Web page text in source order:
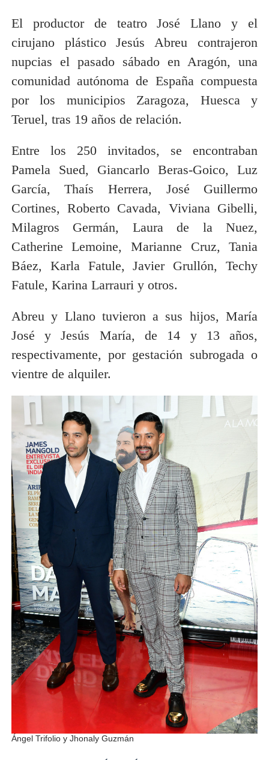
El productor de teatro José Llano y el
cirujano plástico Jesús Abreu contrajeron
nupcias el pasado sábado en Aragón, una
comunidad autónoma de España compuesta
por los municipios Zaragoza, Huesca y
Teruel, tras 19 años de relación.
Entre los 250 invitados, se encontraban
Pamela Sued, Giancarlo Beras-Goico, Luz
García, Thaís Herrera, José Guillermo
Cortines, Roberto Cavada, Viviana Gibelli,
Milagros Germán, Laura de la Nuez,
Catherine Lemoine, Marianne Cruz, Tania
Báez, Karla Fatule, Javier Grullón, Techy
Fatule, Karina Larrauri y otros.
Abreu y Llano tuvieron a sus hijos, María
José y Jesús María, de 14 y 13 años,
respectivamente, por gestación subrogada o
vientre de alquiler.
Ángel Trifolio y Jhonaly Guzmán